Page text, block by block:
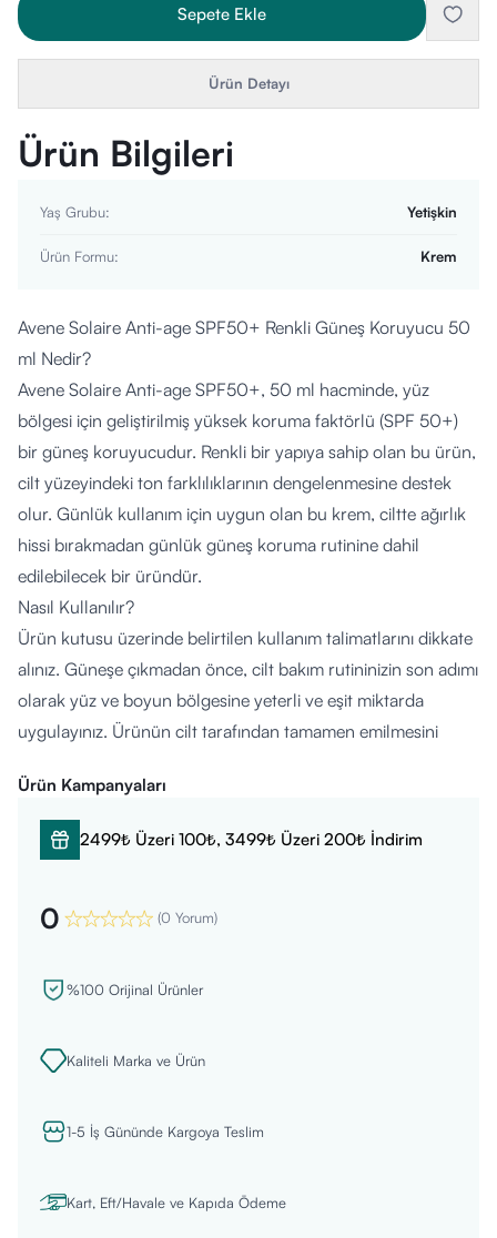
Sepete Ekle
Ürün Detayı
Ürün Bilgileri
Yaş Grubu: Yetişkin
Ürün Formu: Krem
Avene Solaire Anti-age SPF50+ Renkli Güneş Koruyucu 50
ml Nedir?
Avene Solaire Anti-age SPF50+, 50 ml hacminde, yüz
bölgesi için geliştirilmiş yüksek koruma faktörlü (SPF 50+)
bir güneş koruyucudur. Renkli bir yapıya sahip olan bu ürün,
cilt yüzeyindeki ton farklılıklarının dengelenmesine destek
olur. Günlük kullanım için uygun olan bu krem, ciltte ağırlık
hissi bırakmadan günlük güneş koruma rutinine dahil
edilebilecek bir üründür.
Nasıl Kullanılır?
Ürün kutusu üzerinde belirtilen kullanım talimatlarını dikkate
alınız. Güneşe çıkmadan önce, cilt bakım rutininizin son adımı
olarak yüz ve boyun bölgesine yeterli ve eşit miktarda
uygulayınız. Ürünün cilt tarafından tamamen emilmesini
sonrasında güneş korumasının devamlılığı için uygulamayı
periyodik olarak tekrarlayınız.
Kimler Kullanabilir?
cilt tipleri için geliştirilmiştir. Hamile ve emziren kadınların
gerekmektedir. İçeriğindeki bileşenlere karşı hassasiyeti
Avene Termal Su
Çinko Oksit
Gliserin
Ürün Kampanyaları
2499₺ Üzeri 100₺, 3499₺ Üzeri 200₺ İndirim
0 (0 Yorum)
%100 Orijinal Ürünler
Kaliteli Marka ve Ürün
1-5 İş Gününde Kargoya Teslim
Kart, Eft/Havale ve Kapıda Ödeme